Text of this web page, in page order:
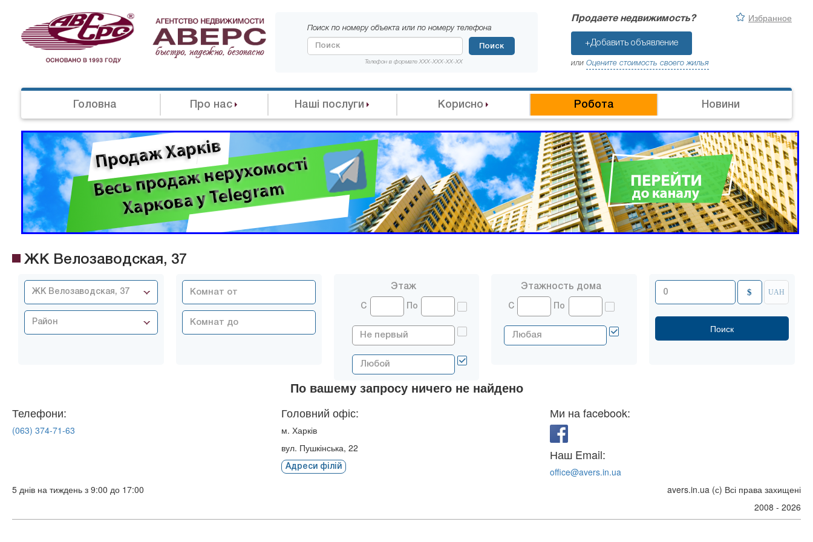
Поиск по номеру объекта или по номеру телефона
Телефон в формате XXX-XXX-XX-XX
Поиск
Продаете недвижимость?
+Добавить объявление
или Оцените стоимость своего жилья
Избранное
Головна Про нас Наші послуги Корисно Робота Новини
ЖК Велозаводская, 37
ЖК Велозаводская, 37
Район
Этаж
С По
Этажность дома
С По
$ UAH
По вашему запросу ничего не найдено
Телефони:
(063) 374-71-63
Головний офіс:
м. Харків
вул. Пушкінська, 22
Адреси філій
Ми на facebook:
Наш Email:
office@avers.in.ua
5 днів на тиждень з 9:00 до 17:00
avers.in.ua (с) Всі права захищені
2008 - 2026